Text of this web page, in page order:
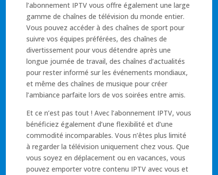
l’abonnement IPTV vous offre également une large
gamme de chaînes de télévision du monde entier.
Vous pouvez accéder à des chaînes de sport pour
suivre vos équipes préférées, des chaînes de
divertissement pour vous détendre après une
longue journée de travail, des chaînes d’actualités
pour rester informé sur les événements mondiaux,
et même des chaînes de musique pour créer
l’ambiance parfaite lors de vos soirées entre amis.
Et ce n’est pas tout ! Avec l’abonnement IPTV, vous
bénéficiez également d’une flexibilité et d’une
commodité incomparables. Vous n’êtes plus limité
à regarder la télévision uniquement chez vous. Que
vous soyez en déplacement ou en vacances, vous
pouvez emporter votre contenu IPTV avec vous et